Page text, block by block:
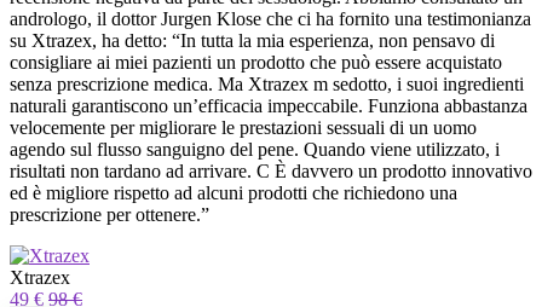
andrologo, il dottor Jurgen Klose che ci ha fornito una testimonianza
su Xtrazex, ha detto: “In tutta la mia esperienza, non pensavo di
consigliare ai miei pazienti un prodotto che può essere acquistato
senza prescrizione medica. Ma Xtrazex m sedotto, i suoi ingredienti
naturali garantiscono un’efficacia impeccabile. Funziona abbastanza
velocemente per migliorare le prestazioni sessuali di un uomo
agendo sul flusso sanguigno del pene. Quando viene utilizzato, i
risultati non tardano ad arrivare. C È davvero un prodotto innovativo
ed è migliore rispetto ad alcuni prodotti che richiedono una
prescrizione per ottenere.”
Xtrazex
49 € 98 €